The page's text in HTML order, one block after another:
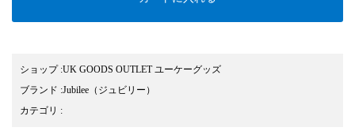
ショップ:UK GOODS OUTLET ユーケーグッズ
ブランド :Jubilee （ジュビリー）
カテゴリ :